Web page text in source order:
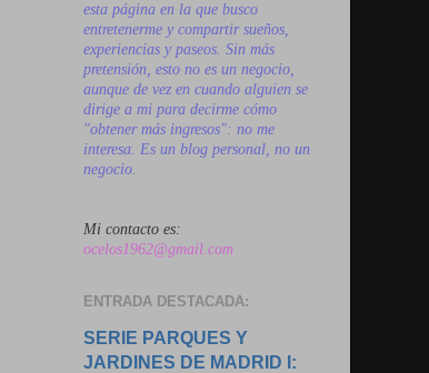
esta página en la que busco
entretenerme y compartir sueños,
experiencias y paseos. Sin más
pretensión, esto no es un negocio,
aunque de vez en cuando alguien se
dirige a mi para decirme cómo
"obtener más ingresos": no me
interesa. Es un blog personal, no un
negocio.
Mi contacto es:
ocelos1962@gmail.com
ENTRADA DESTACADA:
SERIE PARQUES Y
JARDINES DE MADRID I: